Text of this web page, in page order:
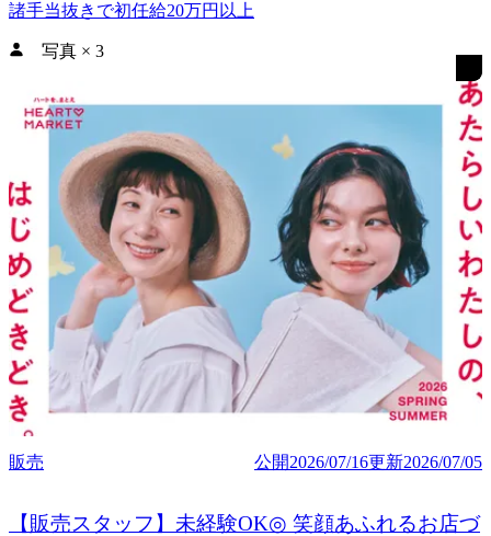
諸手当抜きで初任給20万円以上
写真 × 3
販売 公開2026/07/16更新2026/07/05
【販売スタッフ】未経験OK◎ 笑顔あふれるお店づ